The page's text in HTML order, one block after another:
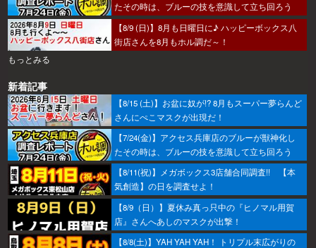
たその時は、ブルーの技を意識して立ち回ろう
ぞ！
【8/9 (日)】8月も日曜日に♪ ハッピーボックス八
街店さんを8月もホル調だ～！
もっとみる
新着記事
【8/15 (土)】お盆に奴が!? 8月もスーパー夢らんど
さんにぺこマスクが出現だ！
【7/24(金)】アクセス兵庫店のブルーが獣神化し
たその時は、ブルーの技を意識して立ち回ろう
ぞ！
【8/11(祝)】メガボックス3店舗合同調査!! 【本
気創造】の日を調査せよ！
【8/9（日）】夏休み真っ只中の『ヒノマル用賀
店』さんへあしのマスクが出撃！
【8/8(土)】YAH YAH YAH！ トリプル末広がりの